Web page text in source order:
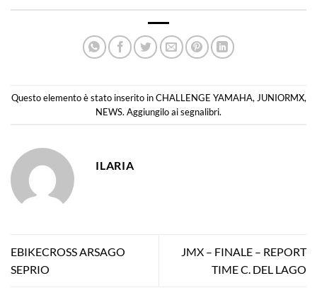
Questo elemento è stato inserito inCHALLENGE YAMAHA, JUNIORMX,
NEWS. Aggiungilo aisegnalibri.
ILARIA
EBIKECROSS ARSAGO
SEPRIO
JMX – FINALE – REPORT
TIME C. DEL LAGO